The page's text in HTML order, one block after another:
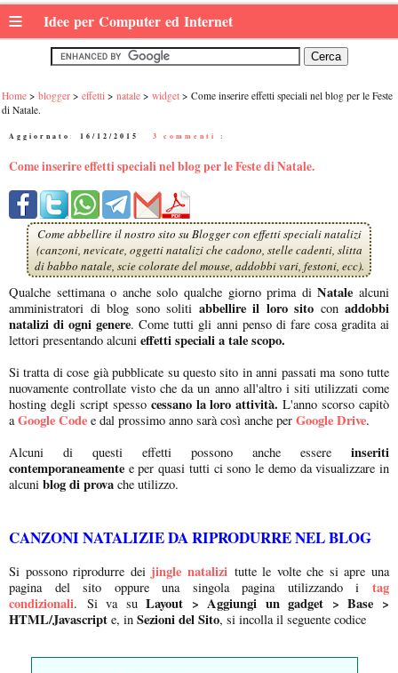
≡ Idee per Computer ed Internet
Home blogger effetti natale widget
Come inserire effetti speciali nel blog per le Feste
di Natale.
Aggiornato: 16/12/2015 3 commenti :
Come inserire effetti speciali nel blog per le Feste di Natale.
Come abbellire il nostro sito su Blogger con effetti speciali natalizi
(canzoni, nevicate, oggetti natalizi che cadono, stelle cadenti, slitta
di babbo natale, scie colorate del mouse, addobbi vari, festoni, ecc).
Qualche settimana o anche solo qualche giorno prima diNatalealcuni
amministratori di blog sono soliti abbellire il loro sito con addobbi
natalizi di ogni genere. Come tutti gli anni penso di fare cosa gradita ai
lettori presentando alcuni effetti speciali a tale scopo.
Si tratta di cose già pubblicate su questo sito in anni passati ma sono tutte
nuovamente controllate visto che da un anno all'altro i siti utilizzati come
hosting degli script spesso cessano la loro attività.L'anno scorso capitò
a Google Code e dal prossimo anno sarà così anche per Google Drive.
Alcuni di questi effetti possono anche essere inseriti
contemporaneamente e per quasi tutti ci sono le demo da visualizzare in
alcuni blog di prova che utilizzo.
CANZONI NATALIZIE DA RIPRODURRE NEL BLOG
Si possono riprodurre dei jingle natalizi tutte le volte che si apre una
pagina del sito oppure una singola pagina utilizzando i tag
condizionali. Si va suLayout > Aggiungi un gadget > Base >
HTML/Javascript e, in Sezioni del Sito, si incolla il seguente codice